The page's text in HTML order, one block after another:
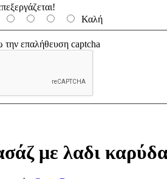
Καλή
επαλήθευση captcha
με λαδι